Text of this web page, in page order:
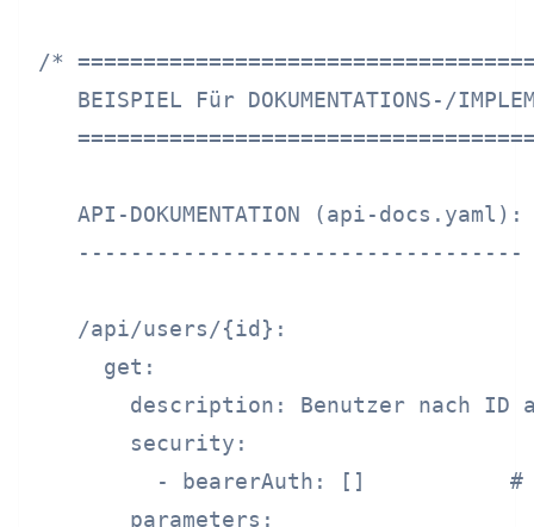
/*
BEISPIEL Für DOKUMENTATIONS-/
   API-DOKUMENTATION (api-docs.yaml):
   ----------------------------------
   /api/users/{id}:
     get:
description: Benutzer nach ID
       security:
- bearerAuth: []
       parameters: